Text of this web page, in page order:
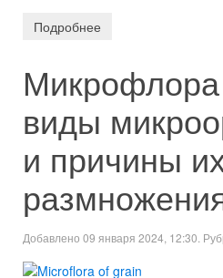
Подробнее
Микрофлора
виды
и причины
Добавлено 09 января 2024, 12:30.